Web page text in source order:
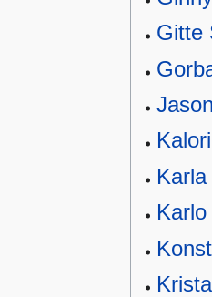
Gitte